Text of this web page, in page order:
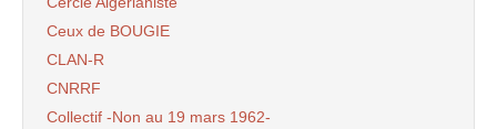
Ceux de BOUGIE
CLAN-R
CNRRF
Collectif -Non au 19 mars 1962-